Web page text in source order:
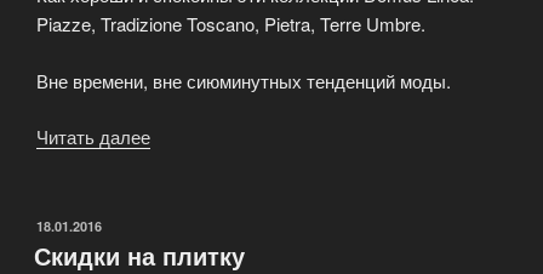
Piazze, Tradizione Toscano, Pietra, Terre Umbre.
Вне времени, вне сиюминутных тенденций моды.
Читать далее
ОПУБЛИКОВАНО
18.01.2016
Скидки на плитку